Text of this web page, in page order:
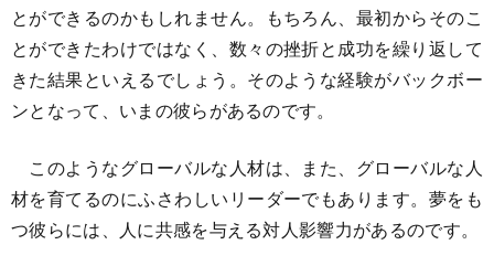
とができるのかもしれません。もちろん、最初からそのこ
とができたわけではなく、数々の挫折と成功を繰り返して
きた結果といえるでしょう。そのような経験がバックボー
ンとなって、いまの彼らがあるのです。
このようなグローバルな人材は、また、グローバルな人
材を育てるのにふさわしいリーダーでもあります。夢をも
つ彼らには、人に共感を与える対人影響力があるのです。